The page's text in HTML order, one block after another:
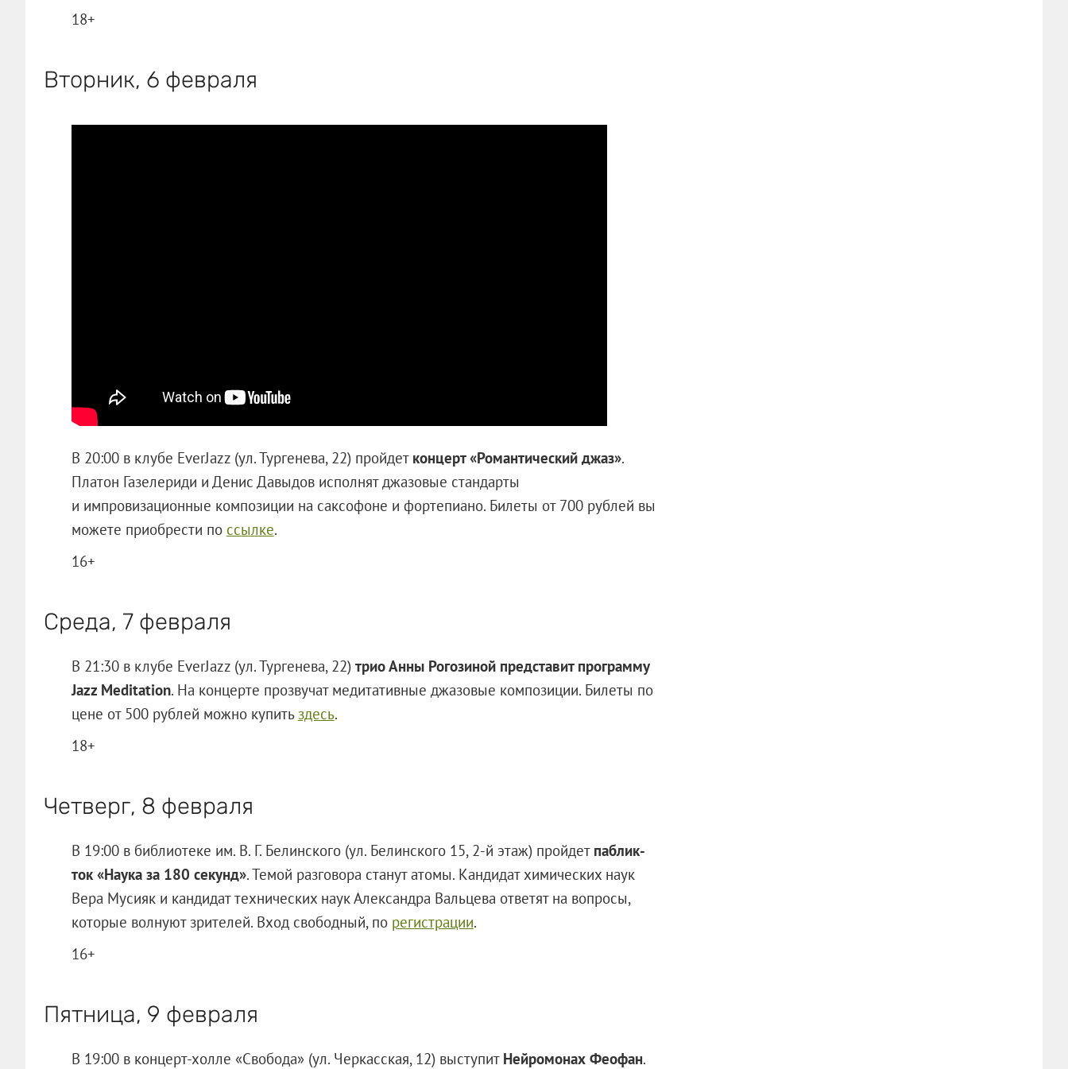
18+
Вторник, 6 февраля
В 20:00 в клубе EverJazz (ул. Тургенева, 22) пройдет концерт «Романтический джаз».
Платон Газелериди и Денис Давыдов исполнят джазовые стандарты
и импровизационные композиции на саксофоне и фортепиано. Билеты от 700 рублей вы
можете приобрести по ссылке.
16+
Среда, 7 февраля
В 21:30 в клубе EverJazz (ул. Тургенева, 22) трио Анны Рогозиной представит программу
Jazz Meditation. На концерте прозвучат медитативные джазовые композиции. Билеты по
цене от 500 рублей можно купить здесь.
18+
Четверг, 8 февраля
В 19:00 в библиотеке им. В. Г. Белинского (ул. Белинского 15, 2-й этаж) пройдет паблик-
ток «Наука за 180 секунд». Темой разговора станут атомы. Кандидат химических наук
Вера Мусияк и кандидат технических наук Александра Вальцева ответят на вопросы,
которые волнуют зрителей. Вход свободный, по регистрации.
16+
Пятница, 9 февраля
В 19:00 в концерт-холле «Свобода» (ул. Черкасская, 12) выступит Нейромонах Феофан.